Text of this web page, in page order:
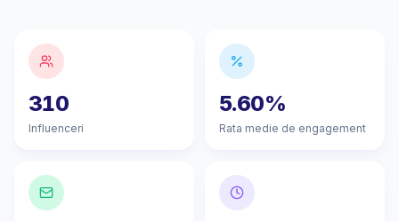
310
Influenceri
5.60%
Rata medie de engagement